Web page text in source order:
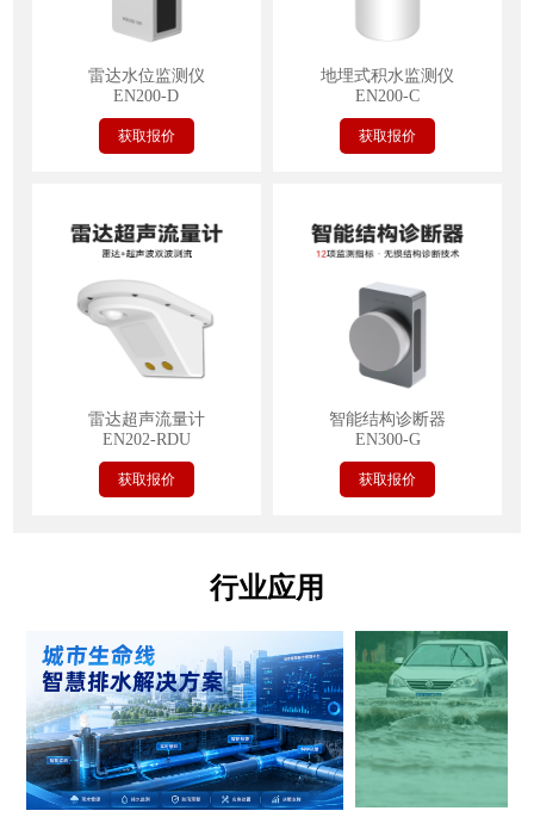
雷达水位监测仪
EN200-D
获取报价
地埋式积水监测仪
EN200-C
获取报价
雷达超声流量计
EN202-RDU
获取报价
智能结构诊断器
EN300-G
获取报价
行业应用